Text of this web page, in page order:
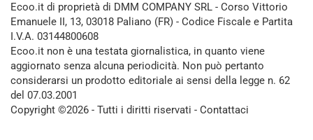
Ecoo.it di proprietà di DMM COMPANY SRL - Corso Vittorio
Emanuele II, 13, 03018 Paliano (FR) - Codice Fiscale e Partita
I.V.A. 03144800608
Ecoo.it non è una testata giornalistica, in quanto viene
aggiornato senza alcuna periodicità. Non può pertanto
considerarsi un prodotto editoriale ai sensi della legge n. 62
del 07.03.2001
Copyright ©2026 - Tutti i diritti riservati - Contattaci